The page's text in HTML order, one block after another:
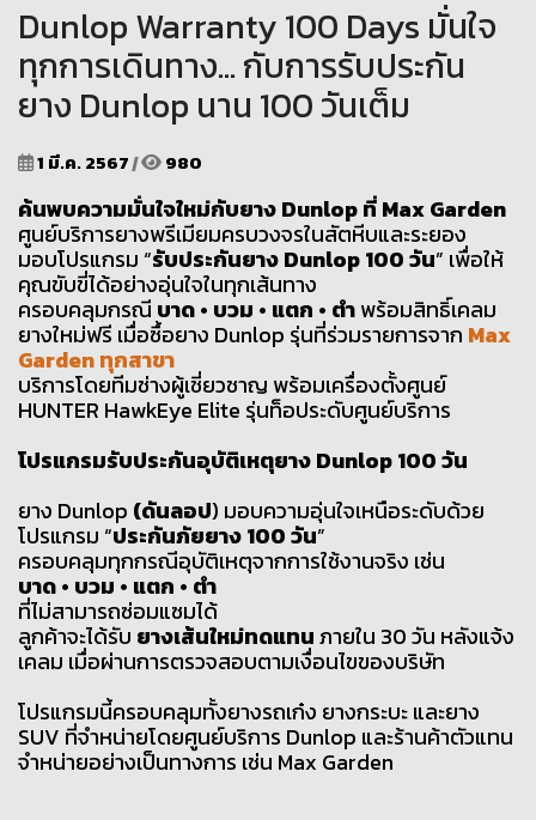
Dunlop Warranty 100 Days มั่นใจ
ทุกการเดินทาง... กับการรับประกัน
ยาง Dunlop นาน 100 วันเต็ม
1 มี.ค. 2567| 980
ค้นพบความมั่นใจใหม่กับยาง Dunlop ที่ Max Garden
ศูนย์บริการยางพรีเมียมครบวงจรในสัตหีบและระยอง
มอบโปรแกรม “รับประกันยาง Dunlop 100 วัน” เพื่อให้
คุณขับขี่ได้อย่างอุ่นใจในทุกเส้นทาง
ครอบคลุมกรณี บาด • บวม • แตก • ตำพร้อมสิทธิ์เคลม
ยางใหม่ฟรี เมื่อซื้อยาง Dunlop รุ่นที่ร่วมรายการจาก Max
Garden ทุกสาขา
บริการโดยทีมช่างผู้เชี่ยวชาญ พร้อมเครื่องตั้งศูนย์
HUNTER HawkEye Elite รุ่นท็อประดับศูนย์บริการ
โปรแกรมรับประกันอุบัติเหตุยาง Dunlop 100 วัน
ยาง Dunlop (ดันลอป) มอบความอุ่นใจเหนือระดับด้วย
โปรแกรม “ประกันภัยยาง 100 วัน”
ครอบคลุมทุกกรณีอุบัติเหตุจากการใช้งานจริง เช่น
บาด • บวม • แตก • ตำ
ที่ไม่สามารถซ่อมแซมได้
ลูกค้าจะได้รับ ยางเส้นใหม่ทดแทนภายใน 30 วัน หลังแจ้ง
เคลม เมื่อผ่านการตรวจสอบตามเงื่อนไขของบริษัท
โปรแกรมนี้ครอบคลุมทั้งยางรถเก๋ง ยางกระบะ และยาง
SUV ที่จำหน่ายโดยศูนย์บริการ Dunlop และร้านค้าตัวแทน
จำหน่ายอย่างเป็นทางการ เช่น Max Garden